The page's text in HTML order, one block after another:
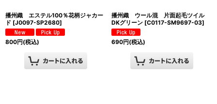
播州織 エステル100％花柄ジャカー
ド [J0097-SP2680]
800円(税込)
播州織 ウール混 片面起毛ツイル
DKグリーン [C0117-SM9697-03]
690円(税込)